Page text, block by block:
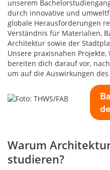
unserem
durch innovative und
globale Herausforderungen
Verständnis für Materialien,
Architektur sowie der
Unsere praxisnahen
bereiten dich darauf vor,
um auf die Auswirkungen
Warum
studieren?